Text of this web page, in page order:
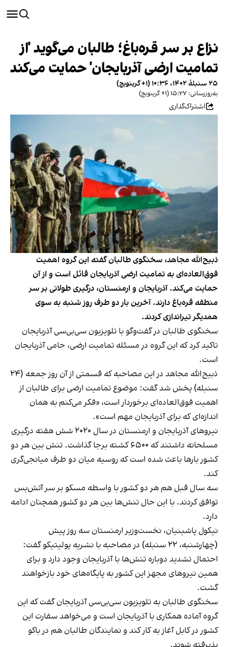
نزاع بر سر قره‌باغ؛ طالبان می‌گوید 'از
تمامیت ارضی آذربایجان' حمایت می‌کند
۲۵ سنبلهٔ ۱۴۰۲، ۱۰:۳۶ (‎+۱ گرینویچ)
به‌روزرسانی: ۱۵:۲۷ (‎+۱ گرینویچ)
اشتراک‌گذاری
ذبیح‌الله مجاهد، سخنگوی طالبان گفته این گروه اهمیت
فوق‌العاده‌ای به تمامیت ارضی آذربایجان قائل است و از آن
حمایت می‌کند. آذربایجان و ارمنستان، درگیری طولانی بر سر
منطقه قره‌باغ دارند. آخرین بار دو طرف روز شنبه به سوی
همدیگر تیراندازی کردند.
سخنگوی طالبان در گفت‌وگو با تلویزیون سی‌بی‌سی آذربایجان
تاکید کرد که این گروه در مسئله تمامیت ارضی، حامی آذربایجان
است.
ذبیح‌الله مجاهد در این مصاحبه که قسمتی از آن روز جمعه (۲۴
سنبله) پخش شد گفت: موضوع تمامیت ارضی برای طالبان از
اهمیت‌ فوق‌العاده‌ای برخوردار است، «فکر می‌کنم به همان
اندازه‌ای که برای آذربایجان مهم است».
نیروهای آذربایجان و ارمنستان در سال ۲۰۲۰ شش هفته درگیری
مسلحانه داشتند که ۶۵۰۰ کشته برجا گذاشت. تنش بین هر دو
کشور بارها باعث شده است که روسیه میان دو طرف میانجی‌گری
کند.
سه سال قبل هم هر دو کشور با واسطه مسکو بر سر آتش‌بس
توافق کردند. با این حال تنش‌ها بین هر دو کشور همچنان ادامه
دارد.
نیکول پاشینیان، نخست‌وزیر ارمنستان سه روز پیش
(چهارشنبه، ۲۲ سنبله) در مصاحبه با نشریه پولیتیکو گفت:
احتمال تشدید دوباره تنش‌ها با آذربایجان وجود دارد و برای
همین نیروهای مجهز این کشور به پایگاه‌های خود بازخواهند
گشت.
سخنگوی طالبان به تلویزیون سی‌بی‌سی آذربایجان گفت که این
گروه آماده همکاری با آذربایجان است و می‌خواهد سفارت این
کشور در کابل آغاز به کار کند و نمایندگان طالبان هم در باکو